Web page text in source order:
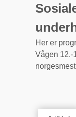
Her er
Vågen 12.-